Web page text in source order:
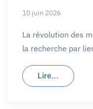
10 juin 2026
La révolution des
la recherche par
Lire...